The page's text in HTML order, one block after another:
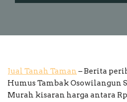
Jual Tanah Taman – Berita
Humus Tambak Osowilangun
Murah kisaran harga antara Rp.